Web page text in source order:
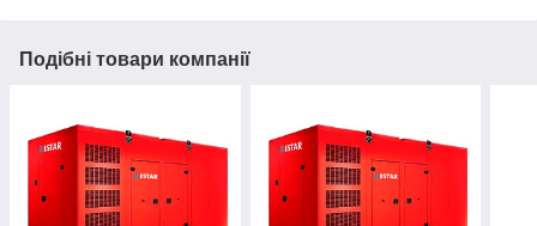
Подібні товари компанії